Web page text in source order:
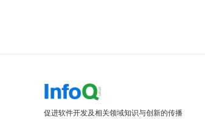
促进软件开发及相关领域知识与创新的传播